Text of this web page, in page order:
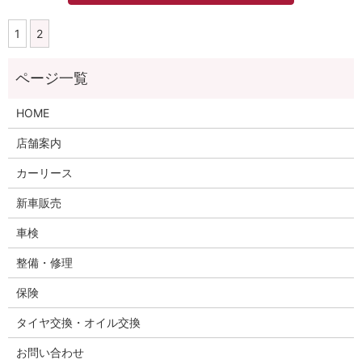
1 2
HOME
店舗案内
カーリース
新車販売
車検
整備・修理
保険
タイヤ交換・オイル交換
お問い合わせ